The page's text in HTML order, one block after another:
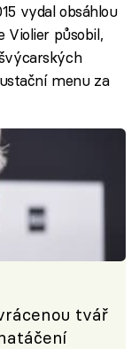
vydal obsáhlou
Violier působil,
menu za
tvář